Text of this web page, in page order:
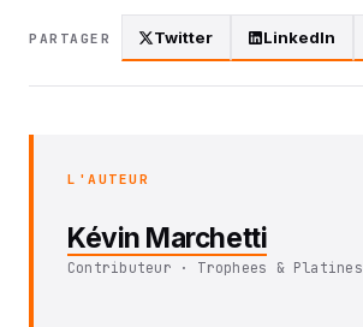
PARTAGER Twitter LinkedIn
L'AUTEUR
Kévin Marchetti
Contributeur · Trophees & Platines